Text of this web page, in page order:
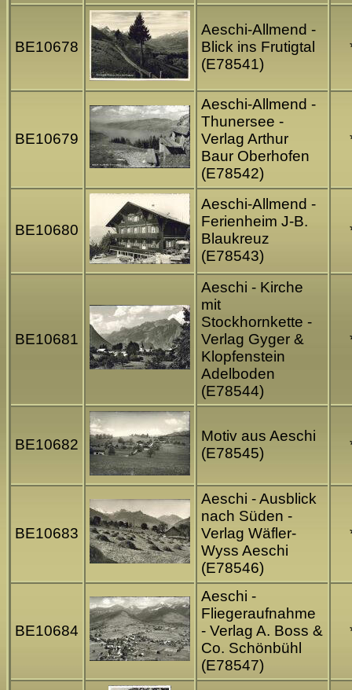
BE10678
Aeschi-Allmend -
Blick ins Frutigtal
(E78541)
BE10679
Aeschi-Allmend -
Thunersee -
Verlag Arthur
Baur Oberhofen
(E78542)
BE10680
Aeschi-Allmend -
Ferienheim J-B.
Blaukreuz
(E78543)
BE10681
Aeschi - Kirche
mit
Stockhornkette -
Verlag Gyger &
Klopfenstein
Adelboden
(E78544)
BE10682
Motiv aus Aeschi
(E78545)
BE10683
Aeschi - Ausblick
nach Süden -
Verlag Wäfler-
Wyss Aeschi
(E78546)
BE10684
Aeschi -
Fliegeraufnahme
- Verlag A. Boss &
Co. Schönbühl
(E78547)